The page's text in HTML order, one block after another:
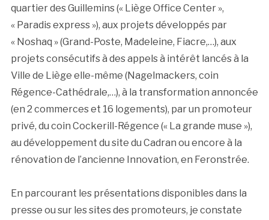
quartier des Guillemins (« Liège Office Center »,
« Paradis express »), aux projets développés par
« Noshaq » (Grand-Poste, Madeleine, Fiacre,…), aux
projets consécutifs à des appels à intérêt lancés à la
Ville de Liège elle-même (Nagelmackers, coin
Régence-Cathédrale,…), à la transformation annoncée
(en 2 commerces et 16 logements), par un promoteur
privé, du coin Cockerill-Régence (« La grande muse »),
au développement du site du Cadran ou encore à la
rénovation de l’ancienne Innovation, en Feronstrée.
En parcourant les présentations disponibles dans la
presse ou sur les sites des promoteurs, je constate